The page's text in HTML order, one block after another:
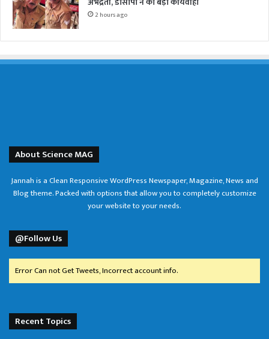
2 hours ago
About Science MAG
Jannah is a Clean Responsive WordPress Newspaper, Magazine, News and
Blog theme. Packed with options that allow you to completely customize
your website to your needs.
@Follow Us
Error Can not Get Tweets, Incorrect account info.
Recent Topics